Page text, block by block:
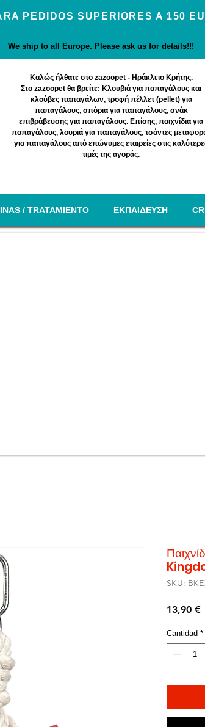
PEDIDOS SUPERIORES A 150
We ship to all Europe. Please ask us for details!!!
Καλώς ήλθατε στο zazoopet - Ηράκλειο Κρήτης.
Στο zazoopet θα βρείτε: Κλουβιά για παπαγάλους και
κλούβες παπαγάλων, τροφή πέλλετ (pellet) για
παπαγάλους, σπόρια για παπαγάλους, σνάκ
επιβράβευσης για παπαγάλους. Επίσης, παιχνίδια για
παπαγάλους, λουριά για παπαγάλους, τσάντες
για παπαγάλους από επώνυμες εταιρείες στις
τιμές της αγοράς.
/ TRATAMIENTO EΚΠΑΙΔΕΥΣΗ
SKU:
13,90 €
Cantidad *